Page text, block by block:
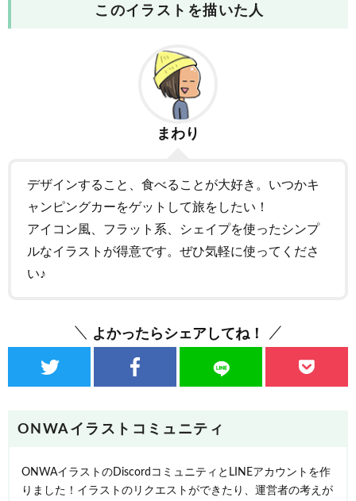
このイラストを描いた人
まわり
デザインすること、食べることが大好き。いつかキ
ャンピングカーをゲットして旅をしたい！
アイコン風、フラット系、シェイプを使ったシンプ
ルなイラストが得意です。ぜひ気軽に使ってくださ
い♪
よかったらシェアしてね！
ONWAイラストコミュニティ
ONWAイラストのDiscordコミュニティとLINEアカウントを作
りました！イラストのリクエストができたり、運営者の考えが